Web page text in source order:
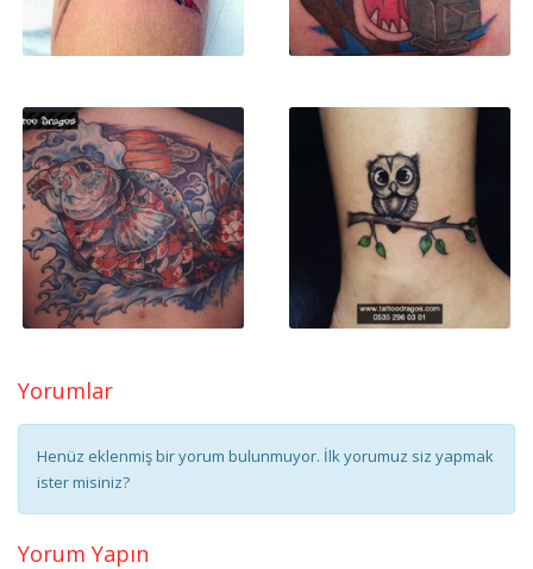
Yorumlar
Henüz eklenmiş bir yorum bulunmuyor. İlk yorumuz siz yapmak
ister misiniz?
Yorum Yapın